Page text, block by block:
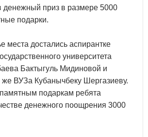
денежный приз в размере 5000
подарки.
места достались аспирантке
университета
Бактыгуль Мидиновой и
же ВУЗа Кубанычбеку Шергазиеву.
подаркам ребята
денежного поощрения 3000